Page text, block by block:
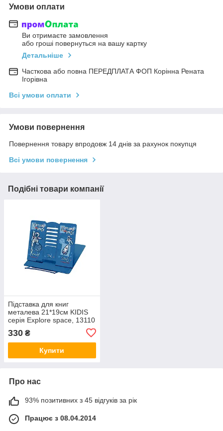
Умови оплати
Ви отримаєте замовлення
або гроші повернуться на вашу картку
Детальніше
Часткова або повна ПЕРЕДПЛАТА ФОП Корінна Рената
Ігорівна
Всі умови оплати
Умови повернення
Повернення товару впродовж 14 днів за рахунок покупця
Всі умови повернення
Подібні товари компанії
Підставка для книг
металева 21*19см KIDIS
серія Explore space, 13110
330 ₴
Купити
Про нас
93% позитивних з 45 відгуків за рік
Працює з 08.04.2014